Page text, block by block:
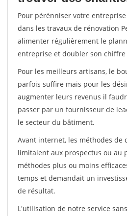
Pour pérénniser votre
dans les travaux de rénovation
alimenter régulièrement le
entreprise et doubler son
Pour les meilleurs artisans, le
parfois suffire mais pour les
augmenter leurs revenus il
passer par un fournisseur de
le secteur du bâtiment.
Avant internet, les méthodes de
limitaient aux prospectus ou au
méthodes plus ou moins
temps et demandait un
de résultat.
L'utilisation de notre service